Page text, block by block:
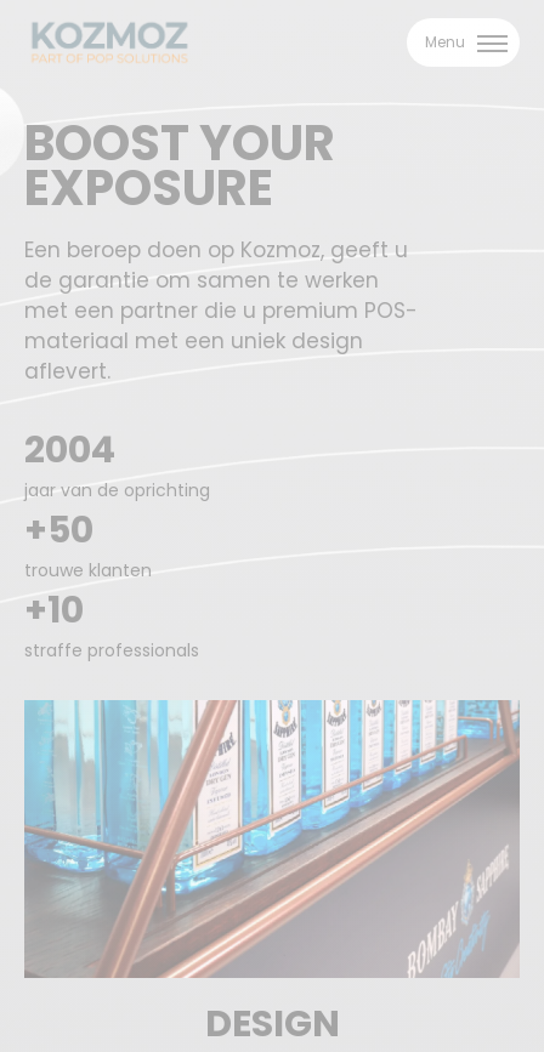
Menu
BOOST YOUR
EXPOSURE
Een beroep doen op Kozmoz, geeft u
de garantie om samen te werken
met een partner die u premium POS-
materiaal met een uniek design
aflevert.
2004
jaar van de oprichting
+50
trouwe klanten
+10
straffe professionals
DESIGN